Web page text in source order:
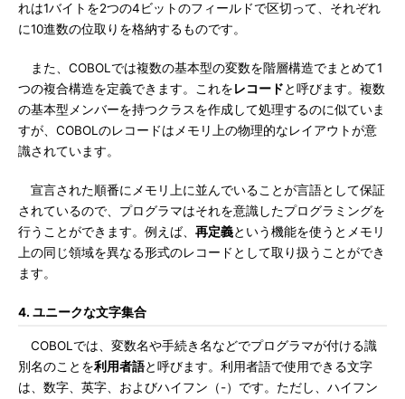
れは1バイトを2つの4ビットのフィールドで区切って、それぞれ
に10進数の位取りを格納するものです。
また、COBOLでは複数の基本型の変数を階層構造でまとめて1
つの複合構造を定義できます。これをレコードと呼びます。複数
の基本型メンバーを持つクラスを作成して処理するのに似ていま
すが、COBOLのレコードはメモリ上の物理的なレイアウトが意
識されています。
宣言された順番にメモリ上に並んでいることが言語として保証
されているので、プログラマはそれを意識したプログラミングを
行うことができます。例えば、 再定義という機能を使うとメモリ
上の同じ領域を異なる形式のレコードとして取り扱うことができ
ます。
4. ユニークな文字集合
COBOLでは、変数名や手続き名などでプログラマが付ける識
別名のことを利用者語と呼びます。利用者語で使用できる文字
は、数字、英字、およびハイフン（-）です。ただし、ハイフン